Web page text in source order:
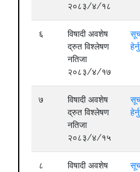
२०८३/४/१८
६
विषादी अवशेष
द्रुत विश्लेषण
नतिजा
२०८३/४/१७
७
विषादी अवशेष
द्रुत विश्लेषण
नतिजा
२०८३/४/१५
८
विषादी अवशेष